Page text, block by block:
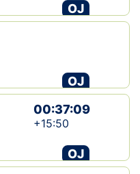
OJ
OJ
00:37:09
+15:50
OJ